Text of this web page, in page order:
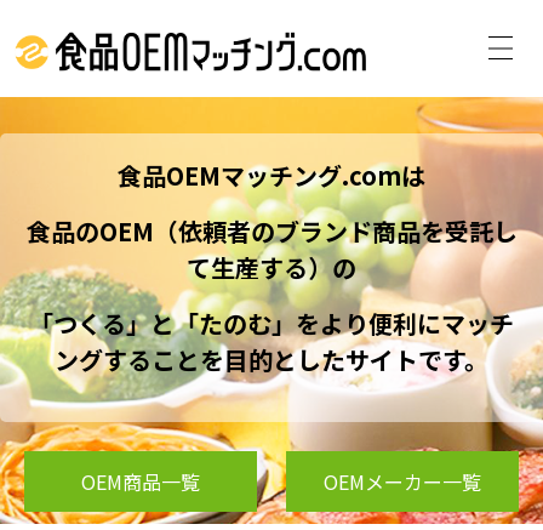
食品OEMマッチング.comは
食品のOEM（依頼者のブランド商品を受託し
て生産する）の
「つくる」と「たのむ」をより便利にマッチ
ングすることを目的としたサイトです。
OEM商品一覧 OEMメーカー一覧